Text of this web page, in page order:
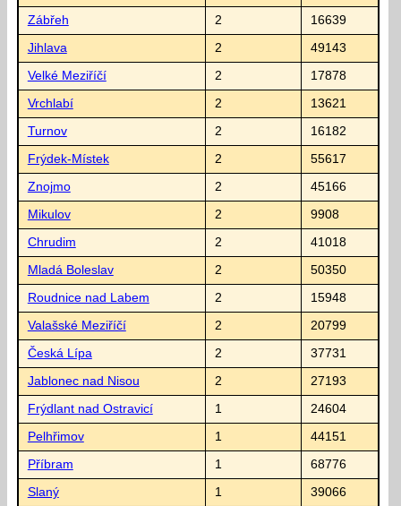
Zábřeh 2 16639
Jihlava 2 49143
Velké Meziříčí 2 17878
Vrchlabí 2 13621
Turnov 2 16182
Frýdek-Místek 2 55617
Znojmo 2 45166
Mikulov 2 9908
Chrudim 2 41018
Mladá Boleslav 2 50350
Roudnice nad Labem 2 15948
Valašské Meziříčí 2 20799
Česká Lípa 2 37731
Jablonec nad Nisou 2 27193
Frýdlant nad Ostravicí 1 24604
Pelhřimov 1 44151
Příbram 1 68776
Slaný 1 39066